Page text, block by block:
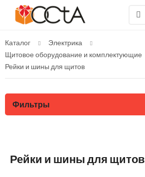
Каталог
Электрика
Щитовое оборудование и комплектующие
Рейки и шины для щитов
Фильтры
Рейки и шины для щитов